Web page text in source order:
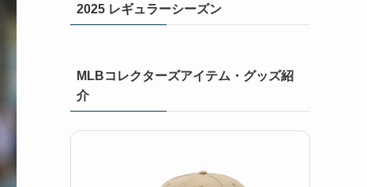
2025 レギュラーシーズン
MLBコレクターズアイテム・グッズ紹
介